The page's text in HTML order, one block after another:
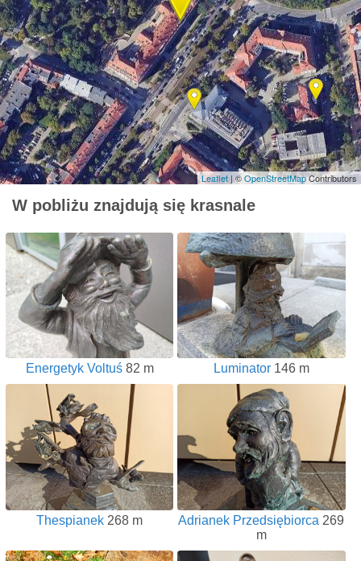
Leaflet | ©OpenStreetMapContributors
W pobliżu znajdują się krasnale
Energetyk Voltuś82 m Luminator146 m
Thespianek 268 m Adrianek Przedsiębiorca 269
m